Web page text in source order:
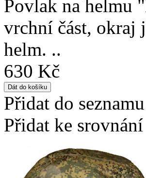
Povlak na helmu
vrchní část, okraj
helm. ..
630 Kč
Přidat do
Přidat ke srovnání